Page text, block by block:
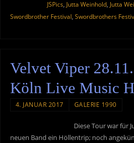
JSPics, Jutta Weinhold, Jutta
Swordbrother Festival, Swordbrothers
Velvet Viper
Köln Live Music
4. JANUAR 2017 GALERIE 1990
Diese Tour war für
neuen Band ein Höllentrip; noch